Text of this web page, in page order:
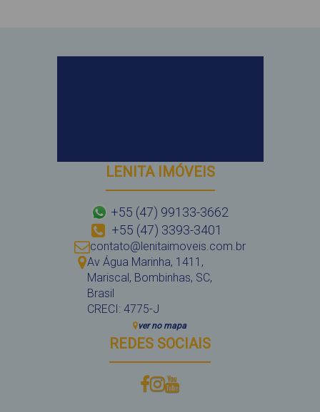
LENITA IMÓVEIS
+55 (47) 99133-3662
+55 (47) 3393-3401
contato@lenitaimoveis.com.br
Av Água Marinha, 1411 ,
Mariscal , Bombinhas, SC,
Brasil
CRECI: 4775-J
ver no mapa
REDES SOCIAIS